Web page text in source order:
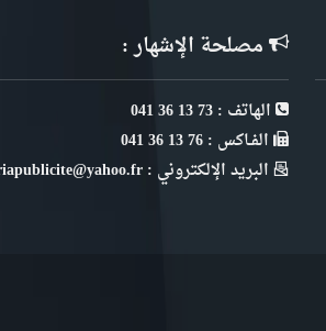
مصلحة الإشهار :
الهاتف : 73 13 36 041
الفـاكس : 76 13 36 041
البريد الإلكتروني : djoumhouriapublicite@yahoo.fr